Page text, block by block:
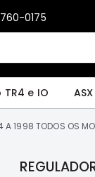
0175
TR4 e IO ASX
1998 TODOS OS
PleaseSign in